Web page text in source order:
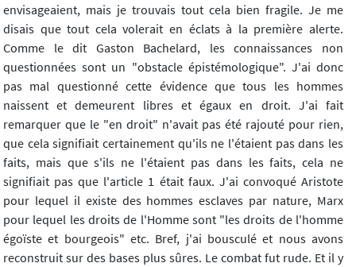
envisageaient, mais je trouvais tout cela bien fragile. Je me
disais que tout cela volerait en éclats à la première alerte.
Comme le dit Gaston Bachelard, les connaissances non
questionnées sont un "obstacle épistémologique". J'ai donc
pas mal questionné cette évidence que tous les hommes
naissent et demeurent libres et égaux en droit. J'ai fait
remarquer que le "en droit" n'avait pas été rajouté pour rien,
que cela signifiait certainement qu'ils ne l'étaient pas dans les
faits, mais que s'ils ne l'étaient pas dans les faits, cela ne
signifiait pas que l'article 1 était faux. J'ai convoqué Aristote
pour lequel il existe des hommes esclaves par nature, Marx
pour lequel les droits de l'Homme sont "les droits de l'homme
égoïste et bourgeois" etc. Bref, j'ai bousculé et nous avons
reconstruit sur des bases plus sûres. Le combat fut rude. Et il y